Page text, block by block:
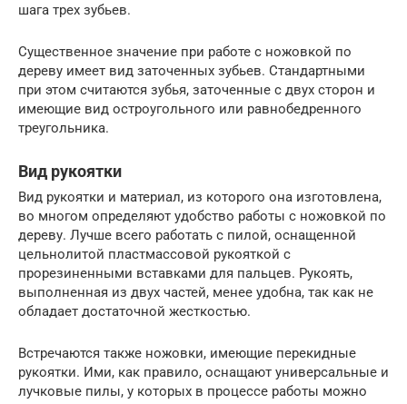
шага трех зубьев.
Существенное значение при работе с ножовкой по
дереву имеет вид заточенных зубьев. Стандартными
при этом считаются зубья, заточенные с двух сторон и
имеющие вид остроугольного или равнобедренного
треугольника.
Вид рукоятки
Вид рукоятки и материал, из которого она изготовлена,
во многом определяют удобство работы с ножовкой по
дереву. Лучше всего работать с пилой, оснащенной
цельнолитой пластмассовой рукояткой с
прорезиненными вставками для пальцев. Рукоять,
выполненная из двух частей, менее удобна, так как не
обладает достаточной жесткостью.
Встречаются также ножовки, имеющие перекидные
рукоятки. Ими, как правило, оснащают универсальные и
лучковые пилы, у которых в процессе работы можно